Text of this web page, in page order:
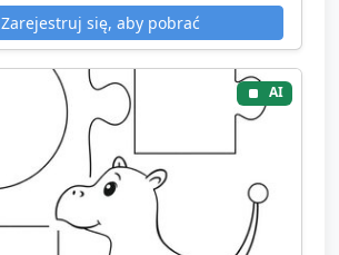
Zarejestruj się, aby pobrać
AI